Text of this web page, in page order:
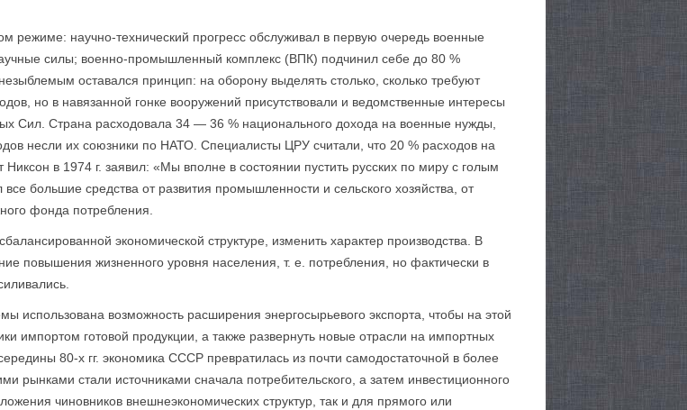
режиме: научно-технический прогресс обслуживал в первую очередь военные
силы; военно-промышленный комплекс (ВПК) подчинил себе до 80 %
оставался принцип: на оборону выделять столько, сколько требуют
но в навязанной гонке вооружений присутствовали и ведомственные интересы
Сил. Страна расходовала 34 — 36 % национального дохода на военные нужды,
несли их союзники по НАТО. Специалисты ЦРУ считали, что 20 % расходов на
в 1974 г. заявил: «Мы вполне в состоянии пустить русских по миру с голым
большие средства от развития промышленности и сельского хозяйства, от
фонда потребления.
экономической структуре, изменить характер производства. В
повышения жизненного уровня населения, т. е. потребления, но фактически в
использована возможность расширения энергосырьевого экспорта, чтобы на этой
импортом готовой продукции, а также развернуть новые отрасли на импортных
80-х гг. экономика СССР превратилась из почти самодостаточной в более
рынками стали источниками сначала потребительского, а затем инвестиционного
чиновников внешне­экономических структур, так и для прямого или